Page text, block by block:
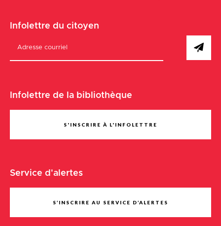
Infolettre du citoyen
Infolettre de la bibliothèque
S'INSCRIRE À L'INFOLETTRE
Service d'alertes
S’INSCRIRE AU SERVICE D’ALERTES